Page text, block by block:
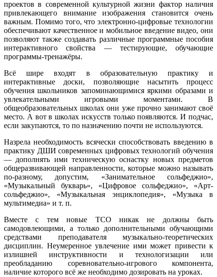
проектов в современной культурной жизни фактор наличия
привлекающего внимание изображения становится очень
важным. Помимо того, что электронно-цифровые технологии
обеспечивают качественное и мобильное введение видео, они
позволяют также создавать различные программные пособия
интерактивного свойства — тестирующие, обучающие
программы-тренажёры.
Всё шире входят в образовательную практику и
интерактивные доски, позволяющие насытить процесс
обучения школьников запоминающимися яркими образами и
увлекательными игровыми моментами. В
общеобразовательных школах они уже прочно занимают своё
место. А вот в школах искусств только появляются. И подчас,
если закупаются, то по назначению почти не используются.
Назрела необходимость всячески способствовать введению в
практику ДШИ современных цифровых технологий обучения
— дополнять ими техническую оснастку новых предметов
общеразвивающей направленности, которые можно называть
по-разному, допустим, «Занимательное сольфеджио»,
«Музыкальный букварь», «Цифровое сольфеджио», «Арт-
сольфеджио», «Музыкальная энциклопедия», «Музыка в
мультимедиа» и т. п.
Вместе с тем новые ТСО никак не должны быть
самодовлеющими, а только дополнительными обучающими
средствами преподавателя музыкально-теоретических
дисциплин. Неумеренное увлечение ими может привести к
излишней инструктивности и технологизации или
преобладанию соревновательно-игрового компонента,
наличие которого всё же необходимо дозировать на уроках.